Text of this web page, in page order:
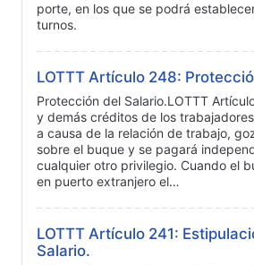
porte, en los que se podrá
turnos.
LOTTT Artículo 248:
Protección del Salario.LOTTT
y demás créditos de los
a causa de la relación de trabajo,
sobre el buque y se pagará
cualquier otro privilegio. Cuando el
en puerto extranjero el…
LOTTT Artículo 241:
Salario.